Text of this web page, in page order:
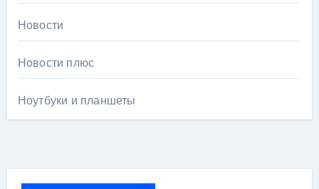
Новости
Новости плюс
Ноутбуки и планшеты